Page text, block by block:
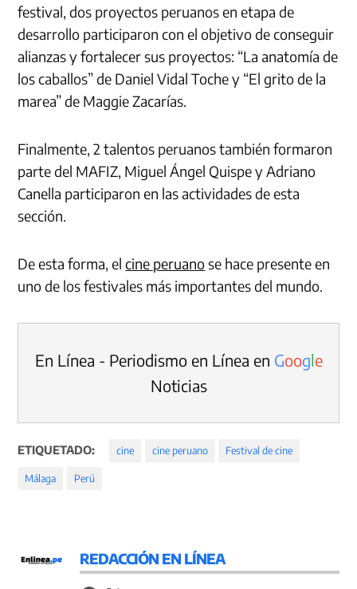
festival, dos proyectos peruanos en etapa de
desarrollo participaron con el objetivo de conseguir
alianzas y fortalecer sus proyectos: “La anatomía de
los caballos” de Daniel Vidal Toche y “El grito de la
marea” de Maggie Zacarías.
Finalmente, 2 talentos peruanos también formaron
parte del MAFIZ, Miguel Ángel Quispe y Adriano
Canella participaron en las actividades de esta
sección.
De esta forma, elcine peruanose hace presente en
uno de los festivales más importantes del mundo.
En Línea - Periodismo en Línea en Google
Noticias
ETIQUETADO: cine cine peruano Festival de cine
Málaga Perú
REDACCIÓN EN LÍNEA